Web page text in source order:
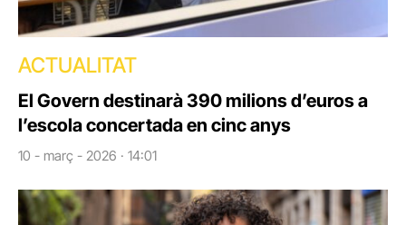
ACTUALITAT
El Govern destinarà 390 milions d’euros a
l’escola concertada en cinc anys
10 - març - 2026 · 14:01